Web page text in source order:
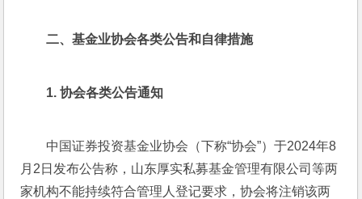
二、基金业协会各类公告和自律措施
1. 协会各类公告通知
中国证券投资基金业协会（下称“协会”）于2024年8
月2日发布公告称，山东厚实私募基金管理有限公司等两
家机构不能持续符合管理人登记要求，协会将注销该两